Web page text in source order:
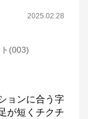
2025.02.28
(003)
ョンに合う字
が短くチクチ